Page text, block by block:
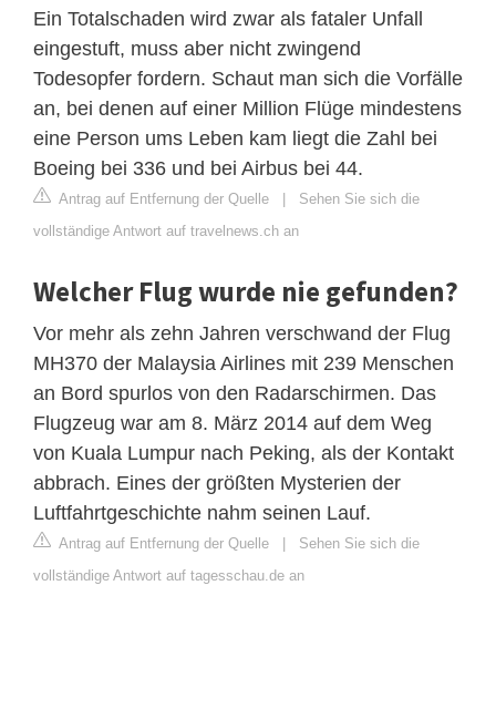
Ein Totalschaden wird zwar als fataler Unfall
eingestuft, muss aber nicht zwingend
Todesopfer fordern. Schaut man sich die Vorfälle
an, bei denen auf einer Million Flüge mindestens
eine Person ums Leben kam liegt die Zahl bei
Boeing bei 336 und bei Airbus bei 44.
Antrag auf Entfernung der Quelle | Sehen Sie sich die
vollständige Antwort auf travelnews.ch an
Welcher Flug wurde nie gefunden?
Vor mehr als zehn Jahren verschwand der Flug
MH370 der Malaysia Airlines mit 239 Menschen
an Bord spurlos von den Radarschirmen. Das
Flugzeug war am 8. März 2014 auf dem Weg
von Kuala Lumpur nach Peking, als der Kontakt
abbrach. Eines der größten Mysterien der
Luftfahrtgeschichte nahm seinen Lauf.
Antrag auf Entfernung der Quelle | Sehen Sie sich die
vollständige Antwort auf tagesschau.de an